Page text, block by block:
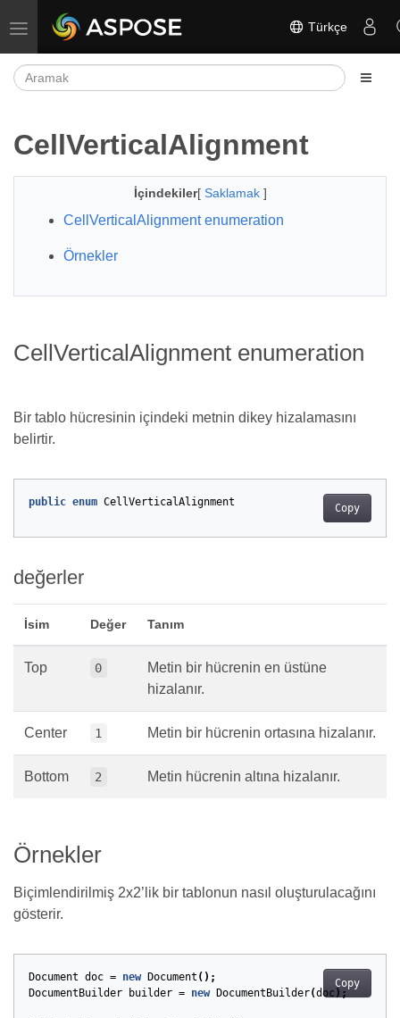
Gezinmeyi aç/kapat Türkçe
CellVerticalAlignment
İçindekiler[ Saklamak ]
CellVerticalAlignment enumeration
Örnekler
CellVerticalAlignment enumeration
Bir tablo hücresinin içindeki metnin dikey hizalamasını
belirtir.
Copy
public enum CellVerticalAlignment
değerler
İsim Değer Tanım
Top 0
Metin bir hücrenin en üstüne
hizalanır.
Center 1 Metin bir hücrenin ortasına hizalanır.
Bottom 2 Metin hücrenin altına hizalanır.
Örnekler
Biçimlendirilmiş 2x2’lik bir tablonun nasıl oluşturulacağını
gösterir.
Copy
Document doc = new Document ();
DocumentBuilder
builder = new DocumentBuilder(doc );